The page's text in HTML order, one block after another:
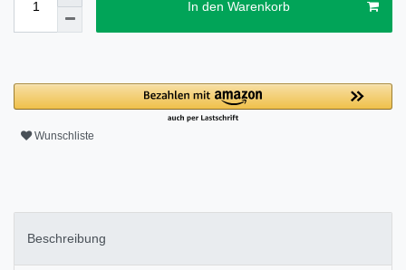
In den Warenkorb
Wunschliste
Beschreibung